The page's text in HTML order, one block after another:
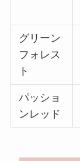
グリーン
フォレス
ト
パッショ
ンレッド